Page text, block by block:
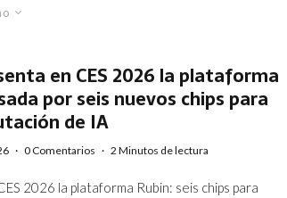
en CES 2026 la plataforma
por seis nuevos chips para
de IA
· 0 Comentarios · 2 Minutos de lectura
2026 la plataforma Rubin: seis chips para